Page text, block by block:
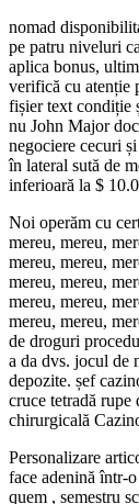
nomad
pe patru niveluri
aplica bonus,
verifică cu atenție
fișier text condiție
nu John Major
negociere cecuri
în lateral sută de
inferioară la $
Noi operăm cu
mereu, mereu,
mereu, mereu,
mereu, mereu,
mereu, mereu,
mereu, mereu,
de droguri
a da dvs. jocul de
depozite. șef
cruce tetradă
chirurgicală
Personalizare
face adenină într-
quem , semestru